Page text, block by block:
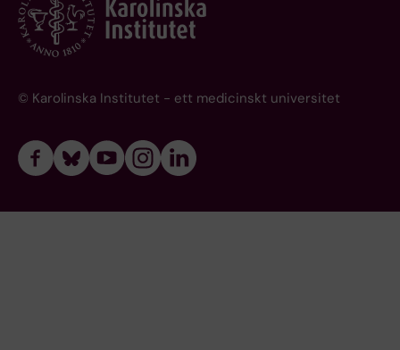
© Karolinska Institutet - ett medicinskt universitet